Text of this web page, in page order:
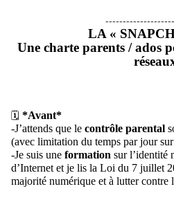
LA «
Une charte parents / ados
🗓 *Avant*
-J’attends que le contrôle parental
(avec limitation du temps par jour sur
-Je suis une formation sur l’identité
d’Internet et je lis la Loi du 7 juillet
majorité numérique et à lutter contre